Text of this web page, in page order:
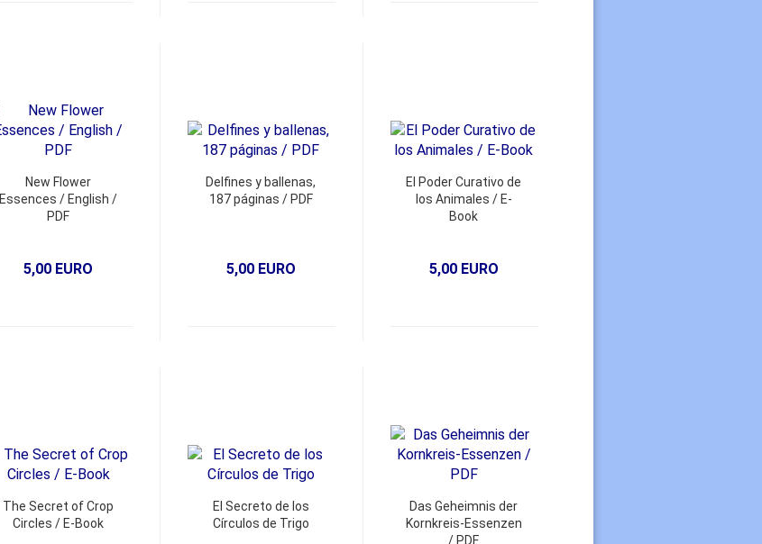
New Flower
Essences / English /
PDF
5,00 EURO
Delfines y ballenas,
187 páginas / PDF
5,00 EURO
El Poder Curativo de
los Animales / E-
Book
5,00 EURO
The Secret of Crop
Circles / E-Book
El Secreto de los
Círculos de Trigo
Das Geheimnis der
Kornkreis-Essenzen
/ PDF